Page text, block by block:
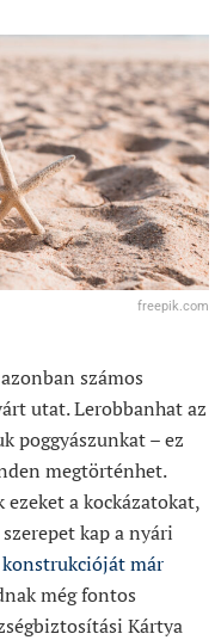
freepik.com
számos
utat. Lerobbanhat az
poggyászunkat – ez
megtörténhet.
ezeket a kockázatokat,
kap a nyári
már
még fontos
Kártya